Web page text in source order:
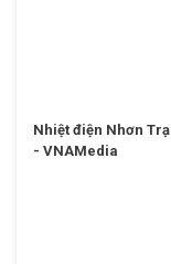
Nhiệt điện Nhơn
- VNAMedia